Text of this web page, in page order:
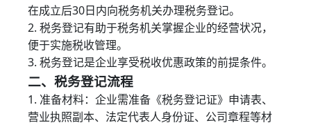
在成立后30日内向税务机关办理税务登记。
2. 税务登记有助于税务机关掌握企业的经营状况，
便于实施税收管理。
3. 税务登记是企业享受税收优惠政策的前提条件。
二、税务登记流程
1. 准备材料：企业需准备《税务登记证》申请表、
营业执照副本、法定代表人身份证、公司章程等材